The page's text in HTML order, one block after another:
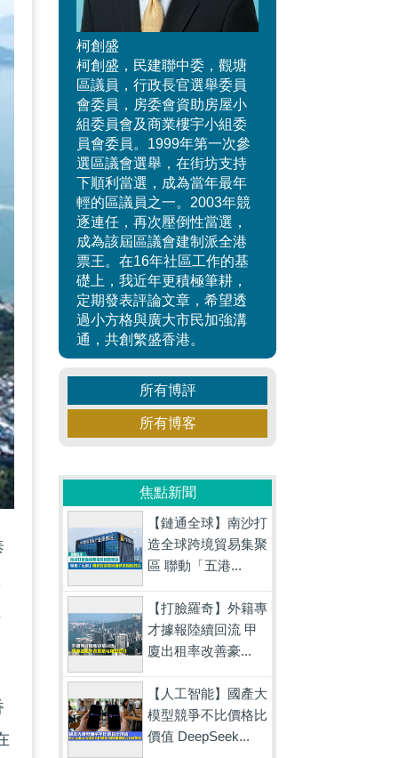
柯創盛
柯創盛，民建聯中委，觀塘
區議員，行政長官選舉委員
會委員，房委會資助房屋小
組委員會及商業樓宇小組委
員會委員。1999年第一次參
選區議會選舉，在街坊支持
下順利當選，成為當年最年
輕的區議員之一。2003年競
逐連任，再次壓倒性當選，
成為該屆區議會建制派全港
票王。在16年社區工作的基
礎上，我近年更積極筆耕，
定期發表評論文章，希望透
過小方格與廣大市民加強溝
通，共創繁盛香港。
所有博評
所有博客
焦點新聞
【鏈通全球】南沙打
造全球跨境貿易集聚
區 聯動「五港...
【打臉羅奇】外籍專
才據報陸續回流 甲
廈出租率改善豪...
【人工智能】國產大
模型競爭不比價格比
價值 DeepSeek...